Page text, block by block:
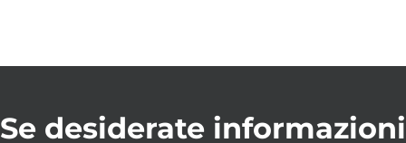
Se desiderate informazioni